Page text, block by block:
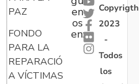
PAZ
FONDO
PARA LA
REPARACIÓN
A VÍCTIMAS
en
os
en:
Copyrigth
2023
-
Todos
los